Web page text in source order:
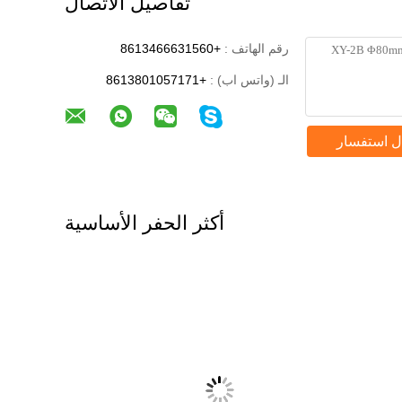
رقم الهاتف : +8613466631560
الـ (واتس اب) : +8613801057171
استفسار
أكثر الحفر الأساسية